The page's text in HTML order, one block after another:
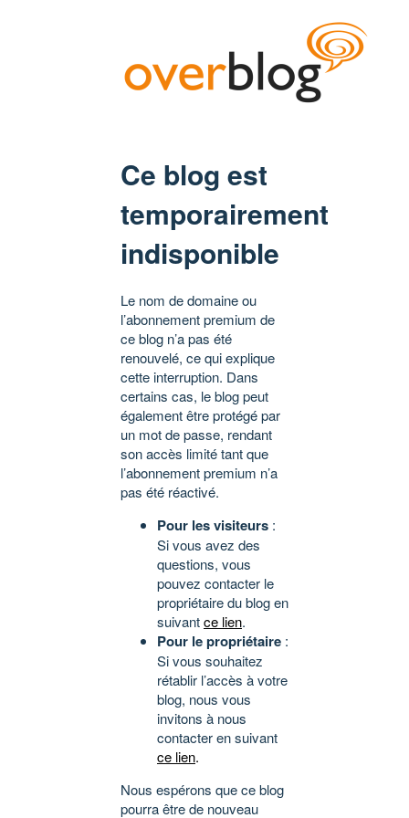
Ce blog est
temporairement
indisponible
Le nom de domaine ou
l’abonnement premium de
ce blog n’a pas été
renouvelé, ce qui explique
cette interruption. Dans
certains cas, le blog peut
également être protégé par
un mot de passe, rendant
son accès limité tant que
l’abonnement premium n’a
pas été réactivé.
Pour les visiteurs :
Si vous avez des
questions, vous
pouvez contacter le
propriétaire du blog en
suivantce lien.
Pour le propriétaire :
Si vous souhaitez
rétablir l’accès à votre
blog, nous vous
invitons à nous
contacter en suivant
ce lien.
Nous espérons que ce blog
pourra être de nouveau